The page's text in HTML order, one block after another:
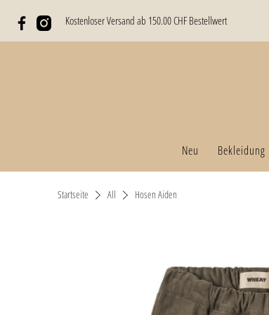
Kostenloser Versand ab 150.00 CHF Bestellwert
Neu Bekleidung
Startseite All Hosen Aiden